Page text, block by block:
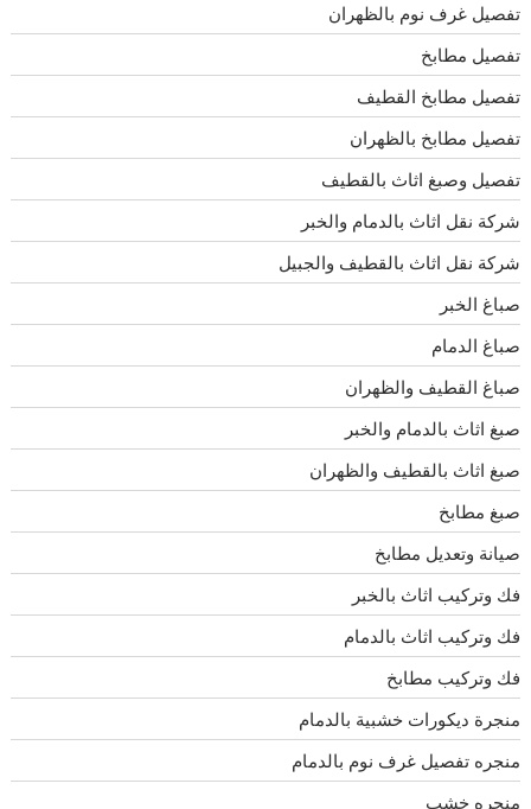
تفصيل غرف نوم بالظهران
تفصيل مطابخ
تفصيل مطابخ القطيف
تفصيل مطابخ بالظهران
تفصيل وصبغ اثاث بالقطيف
شركة نقل اثاث بالدمام والخبر
شركة نقل اثاث بالقطيف والجبيل
صباغ الخبر
صباغ الدمام
صباغ القطيف والظهران
صبغ اثاث بالدمام والخبر
صبغ اثاث بالقطيف والظهران
صبغ مطابخ
صيانة وتعديل مطابخ
فك وتركيب اثاث بالخبر
فك وتركيب اثاث بالدمام
فك وتركيب مطابخ
منجرة ديكورات خشبية بالدمام
منجره تفصيل غرف نوم بالدمام
منجره خشب